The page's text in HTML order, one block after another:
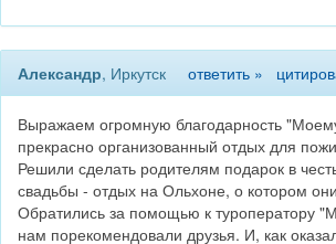
Александр, Иркутск ответить »
Выражаем огромную благодарность
прекрасно организованный отдых для
Решили сделать родителям подарок в
свадьбы - отдых на Ольхоне, о котором
Обратились за помощью к туроператору
нам порекомендовали друзья. И, как